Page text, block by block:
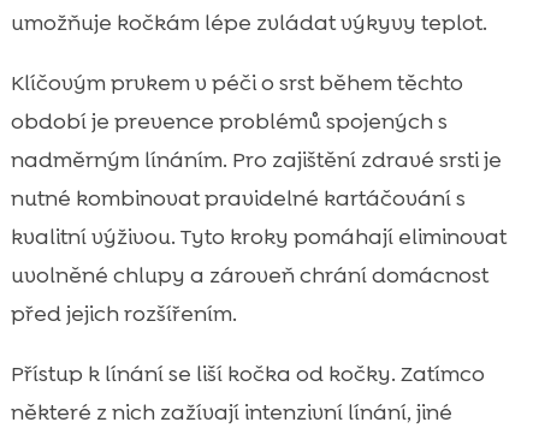
umožňuje kočkám lépe zvládat výkyvy teplot.
Klíčovým prvkem v péči o srst během těchto
období je prevence problémů spojených s
nadměrným línáním. Pro zajištění zdravé srsti je
nutné kombinovat pravidelné kartáčování s
kvalitní výživou. Tyto kroky pomáhají eliminovat
uvolněné chlupy a zároveň chrání domácnost
před jejich rozšířením.
Přístup k línání se liší kočka od kočky. Zatímco
některé z nich zažívají intenzivní línání, jiné